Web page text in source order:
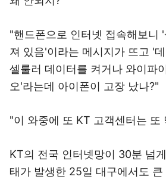
"핸드폰으로 인터넷 접속해보니
져 있음'이라는 메시지가 뜨고 '
셀룰러 데이터를 켜거나 와이파
오'라는데 아이폰이 고장 났나?"
"이 와중에 또 KT 고객센터는 또
KT의 전국 인터넷망이 30분 넘
태가 발생한 25일 대구에서도